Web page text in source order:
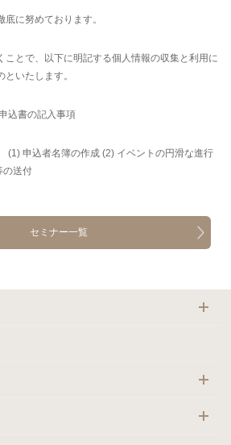
に努めております。
ことで、以下に明記する個人情報の収集と利用に
いたします。
込書の記入事項
(1) 申込者名簿の作成 (2) イベントの円滑な進行
の送付
セミナー一覧